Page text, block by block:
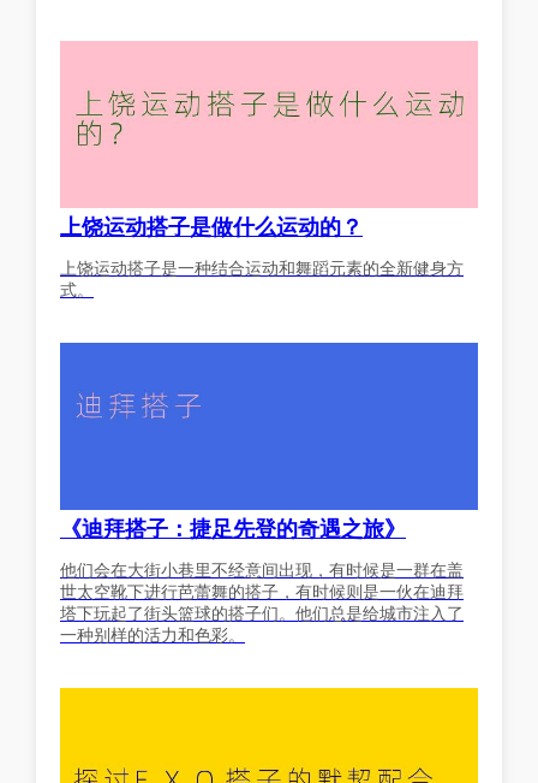
上饶运动搭子是做什么运动的？
上饶运动搭子是一种结合运动和舞蹈元素的全新健身方
式。
《迪拜搭子：捷足先登的奇遇之旅》
他们会在大街小巷里不经意间出现，有时候是一群在盖
世太空靴下进行芭蕾舞的搭子，有时候则是一伙在迪拜
塔下玩起了街头篮球的搭子们。他们总是给城市注入了
一种别样的活力和色彩。